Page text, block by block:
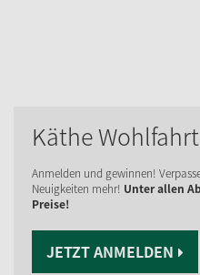
Käthe Wohlfahrt
Anmelden und gewinnen!
Neuigkeiten mehr! Unter allen
Preise!
JETZT ANMELDEN